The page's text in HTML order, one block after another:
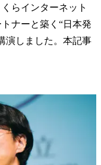
らインターネット
ナーと築く“日本発
演しました。本記事